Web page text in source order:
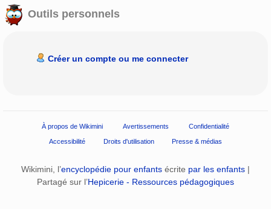
Outils personnels
Créer un compte ou me connecter
À propos de Wikimini Avertissements Confidentialité
Accessibilité Droits d'utilisation Presse & médias
Wikimini, l’encyclopédie pour enfants écrite par les enfants |
Partagé sur l’Hepicerie - Ressources pédagogiques